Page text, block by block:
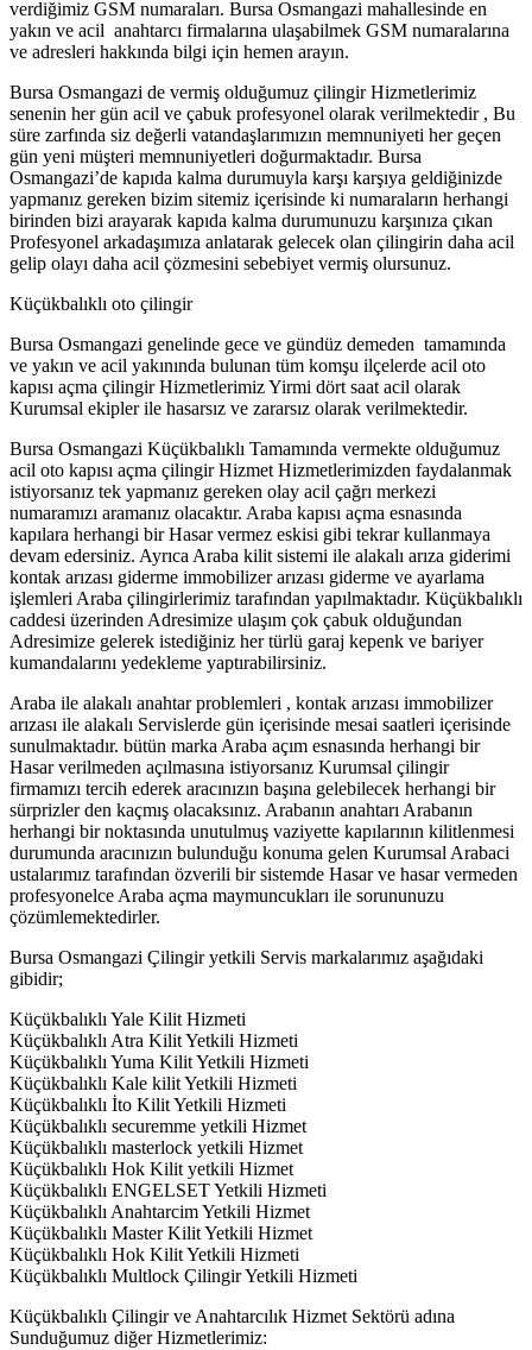
verdiğimiz GSM numaraları. Bursa Osmangazi mahallesinde en
yakın ve acil anahtarcı firmalarına ulaşabilmek GSM numaralarına
ve adresleri hakkında bilgi için hemen arayın.
Bursa Osmangazi de vermiş olduğumuz çilingir Hizmetlerimiz
senenin her gün acil ve çabuk profesyonel olarak verilmektedir , Bu
süre zarfında siz değerli vatandaşlarımızın memnuniyeti her geçen
gün yeni müşteri memnuniyetleri doğurmaktadır. Bursa
Osmangazi’de kapıda kalma durumuyla karşı karşıya geldiğinizde
yapmanız gereken bizim sitemiz içerisinde ki numaraların herhangi
birinden bizi arayarak kapıda kalma durumunuzu karşınıza çıkan
Profesyonel arkadaşımıza anlatarak gelecek olan çilingirin daha acil
gelip olayı daha acil çözmesini sebebiyet vermiş olursunuz.
Küçükbalıklı oto çilingir
Bursa Osmangazi genelinde gece ve gündüz demeden tamamında
ve yakın ve acil yakınında bulunan tüm komşu ilçelerde acil oto
kapısı açma çilingir Hizmetlerimiz Yirmi dört saat acil olarak
Kurumsal ekipler ile hasarsız ve zararsız olarak verilmektedir.
Bursa Osmangazi Küçükbalıklı Tamamında vermekte olduğumuz
acil oto kapısı açma çilingir Hizmet Hizmetlerimizden faydalanmak
istiyorsanız tek yapmanız gereken olay acil çağrı merkezi
numaramızı aramanız olacaktır. Araba kapısı açma esnasında
kapılara herhangi bir Hasar vermez eskisi gibi tekrar kullanmaya
devam edersiniz. Ayrıca Araba kilit sistemi ile alakalı arıza giderimi
kontak arızası giderme immobilizer arızası giderme ve ayarlama
işlemleri Araba çilingirlerimiz tarafından yapılmaktadır. Küçükbalıklı
caddesi üzerinden Adresimize ulaşım çok çabuk olduğundan
Adresimize gelerek istediğiniz her türlü garaj kepenk ve bariyer
kumandalarını yedekleme yaptırabilirsiniz.
Araba ile alakalı anahtar problemleri , kontak arızası immobilizer
arızası ile alakalı Servislerde gün içerisinde mesai saatleri içerisinde
sunulmaktadır. bütün marka Araba açım esnasında herhangi bir
Hasar verilmeden açılmasına istiyorsanız Kurumsal çilingir
firmamızı tercih ederek aracınızın başına gelebilecek herhangi bir
sürprizler den kaçmış olacaksınız. Arabanın anahtarı Arabanın
herhangi bir noktasında unutulmuş vaziyette kapılarının kilitlenmesi
durumunda aracınızın bulunduğu konuma gelen Kurumsal Arabaci
ustalarımız tarafından özverili bir sistemde Hasar ve hasar vermeden
profesyonelce Araba açma maymuncukları ile sorununuzu
çözümlemektedirler.
Bursa Osmangazi Çilingir yetkili Servis markalarımız aşağıdaki
gibidir;
Küçükbalıklı Yale Kilit Hizmeti
Küçükbalıklı Atra Kilit Yetkili Hizmeti
Küçükbalıklı Yuma Kilit Yetkili Hizmeti
Küçükbalıklı Kale kilit Yetkili Hizmeti
Küçükbalıklı İto Kilit Yetkili Hizmeti
Küçükbalıklı securemme yetkili Hizmet
Küçükbalıklı masterlock yetkili Hizmet
Küçükbalıklı Hok Kilit yetkili Hizmet
Küçükbalıklı ENGELSET Yetkili Hizmeti
Küçükbalıklı Anahtarcim Yetkili Hizmet
Küçükbalıklı Master Kilit Yetkili Hizmet
Küçükbalıklı Hok Kilit Yetkili Hizmeti
Küçükbalıklı Multlock Çilingir Yetkili Hizmeti
Küçükbalıklı Çilingir ve Anahtarcılık Hizmet Sektörü adına
Sunduğumuz diğer Hizmetlerimiz: